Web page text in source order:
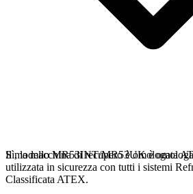
Sì, la macchina di recupero è omologata
utilizzata in sicurezza con tutti i sistemi
Classificata ATEX.
Il modello MR53INT/MR53UK è